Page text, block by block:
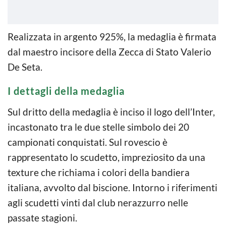
Realizzata in argento 925%, la medaglia è firmata
dal maestro incisore della Zecca di Stato Valerio
De Seta.
I dettagli della medaglia
Sul dritto della medaglia è inciso il logo dell’Inter,
incastonato tra le due stelle simbolo dei 20
campionati conquistati. Sul rovescio è
rappresentato lo scudetto, impreziosito da una
texture che richiama i colori della bandiera
italiana, avvolto dal biscione. Intorno i riferimenti
agli scudetti vinti dal club nerazzurro nelle
passate stagioni.